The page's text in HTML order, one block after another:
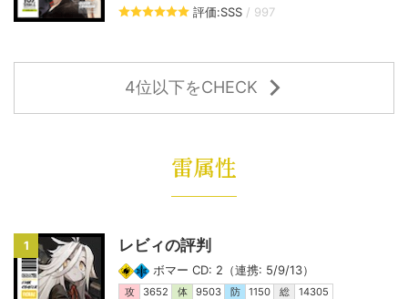
評価:SSS / 997
4位以下をCHECK
雷属性
1 レビィの評判
ボマー CD: 2（連携: 5/9/13）
攻 3652 体 9503 防 1150 総 14305